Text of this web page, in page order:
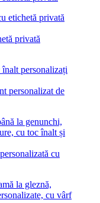
privată
personalizat de
cu